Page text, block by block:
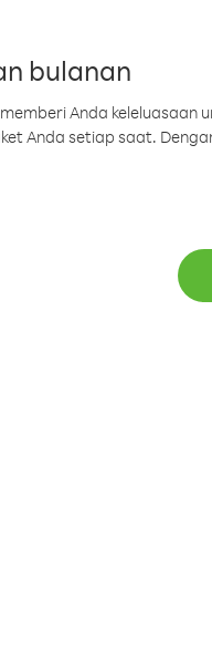
bulanan
Anda
Anda setiap saat.